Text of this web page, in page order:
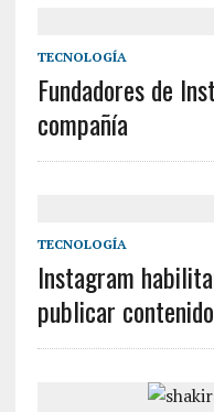
TECNOLOGÍA
Fundadores de
compañía
TECNOLOGÍA
Instagram
publicar